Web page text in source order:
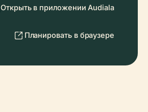
Открыть в приложении Audiala
Планировать в браузере